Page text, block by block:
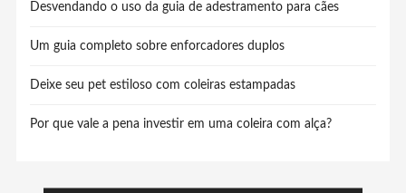
Desvendando o uso da guia de adestramento para cães
Um guia completo sobre enforcadores duplos
Deixe seu pet estiloso com coleiras estampadas
Por que vale a pena investir em uma coleira com alça?